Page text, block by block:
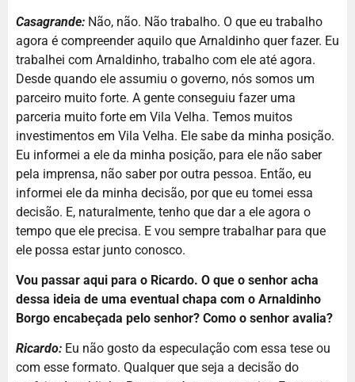
Casagrande: Não, não. Não trabalho. O que eu trabalho
agora é compreender aquilo que Arnaldinho quer fazer. Eu
trabalhei com Arnaldinho, trabalho com ele até agora.
Desde quando ele assumiu o governo, nós somos um
parceiro muito forte. A gente conseguiu fazer uma
parceria muito forte em Vila Velha. Temos muitos
investimentos em Vila Velha. Ele sabe da minha posição.
Eu informei a ele da minha posição, para ele não saber
pela imprensa, não saber por outra pessoa. Então, eu
informei ele da minha decisão, por que eu tomei essa
decisão. E, naturalmente, tenho que dar a ele agora o
tempo que ele precisa. E vou sempre trabalhar para que
ele possa estar junto conosco.
Vou passar aqui para o Ricardo. O que o senhor acha
dessa ideia de uma eventual chapa com o Arnaldinho
Borgo encabeçada pelo senhor? Como o senhor avalia?
Ricardo: Eu não gosto da especulação com essa tese ou
com esse formato. Qualquer que seja a decisão do